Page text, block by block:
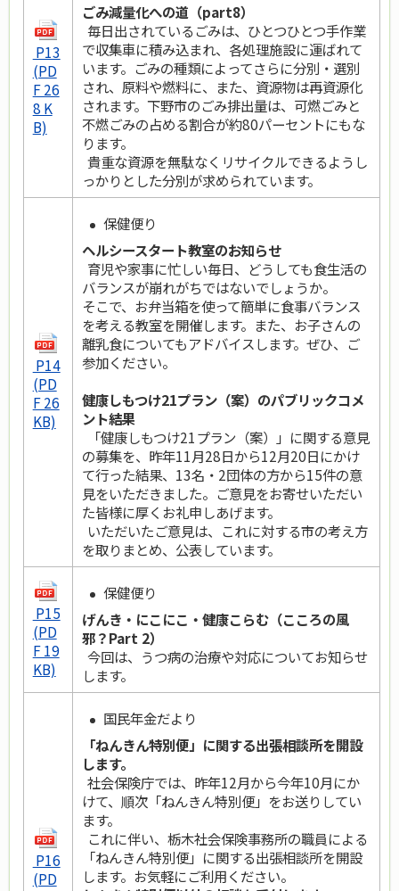
P13
(PD
F 26
8 K
B)
ごみ減量化への道（part8）
毎日出されているごみは、ひとつひとつ手作業
で収集車に積み込まれ、各処理施設に運ばれて
います。ごみの種類によってさらに分別・選別
され、原料や燃料に、また、資源物は再資源化
されます。下野市のごみ排出量は、可燃ごみと
不燃ごみの占める割合が約80パーセントにもな
ります。
貴重な資源を無駄なくリサイクルできるようし
っかりとした分別が求められています。
P14
(PD
F 26
KB)
保健便り
ヘルシースタート教室のお知らせ
育児や家事に忙しい毎日、どうしても食生活の
バランスが崩れがちではないでしょうか。
そこで、お弁当箱を使って簡単に食事バランス
を考える教室を開催します。また、お子さんの
離乳食についてもアドバイスします。ぜひ、ご
参加ください。
健康しもつけ21プラン（案）のパブリックコメ
ント結果
「健康しもつけ21プラン（案）」に関する意見
の募集を、昨年11月28日から12月20日にかけ
て行った結果、13名・2団体の方から15件の意
見をいただきました。ご意見をお寄せいただい
た皆様に厚くお礼申しあげます。
いただいたご意見は、これに対する市の考え方
を取りまとめ、公表しています。
P15
(PD
F 19
KB)
保健便り
げんき・にこにこ・健康こらむ（こころの風
邪？Part 2）
今回は、うつ病の治療や対応についてお知らせ
します。
P16
(PD
国民年金だより
「ねんきん特別便」に関する出張相談所を開設
します。
社会保険庁では、昨年12月から今年10月にか
けて、順次「ねんきん特別便」をお送りしてい
ます。
これに伴い、栃木社会保険事務所の職員による
「ねんきん特別便」に関する出張相談所を開設
します。お気軽にご利用ください。